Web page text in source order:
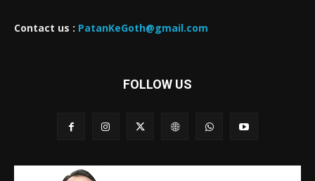
Contact us : PatanKeGoth@gmail.com
FOLLOW US